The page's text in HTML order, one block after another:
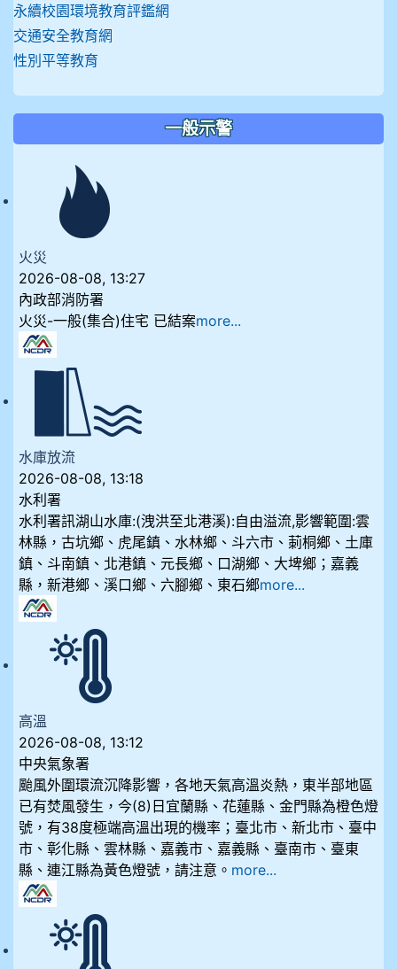
永續校園環境教育評鑑網
交通安全教育網
性別平等教育
一般示警
火災
2026-08-08, 13:27
內政部消防署
火災-一般(集合)住宅 已結案more...
水庫放流
2026-08-08, 13:18
水利署
水利署訊湖山水庫:(洩洪至北港溪):自由溢流,影響範圍:雲
林縣，古坑鄉、虎尾鎮、水林鄉、斗六市、莿桐鄉、土庫
鎮、斗南鎮、北港鎮、元長鄉、口湖鄉、大埤鄉；嘉義
縣，新港鄉、溪口鄉、六腳鄉、東石鄉more...
高溫
2026-08-08, 13:12
中央氣象署
颱風外圍環流沉降影響，各地天氣高溫炎熱，東半部地區
已有焚風發生，今(8)日宜蘭縣、花蓮縣、金門縣為橙色燈
號，有38度極端高溫出現的機率；臺北市、新北市、臺中
市、彰化縣、雲林縣、嘉義市、嘉義縣、臺南市、臺東
縣、連江縣為黃色燈號，請注意。 more...